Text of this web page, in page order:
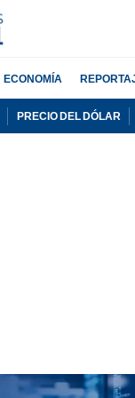
ECONOMÍA
PRECIO DEL DÓLAR